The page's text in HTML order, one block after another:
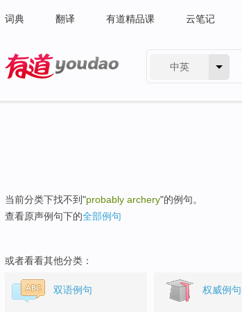
词典 翻译 有道精品课 云笔记
中英
当前分类下找不到"probably archery"的例句。
查看原声例句下的全部例句
或者看看其他分类：
双语例句 权威例句